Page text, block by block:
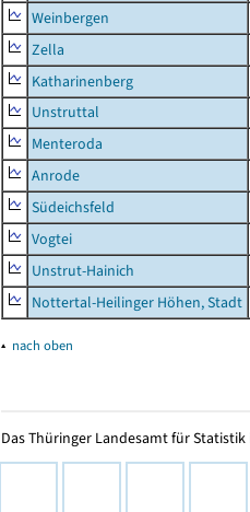
Weinbergen
Zella
Katharinenberg
Unstruttal
Menteroda
Anrode
Südeichsfeld
Vogtei
Unstrut-Hainich
Nottertal-Heilinger Höhen, Stadt
▴ nach oben
Das Thüringer Landesamt für